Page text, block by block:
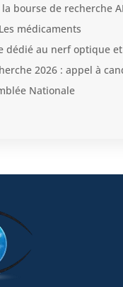
bourse de recherche
médicaments
dédié au nerf optique
2026 : appel à
Nationale